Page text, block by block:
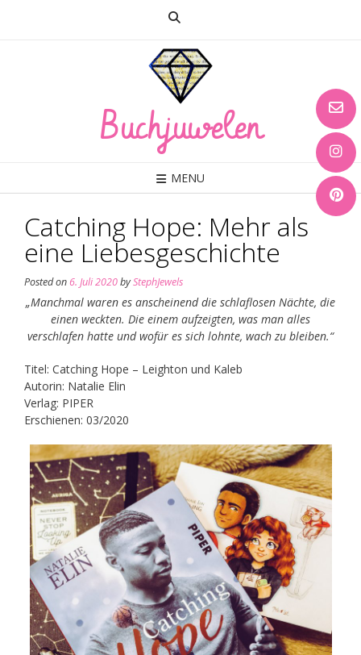
Buchjuwelen
MENU
Catching Hope: Mehr als
eine Liebesgeschichte
Posted on6. Juli 2020byStephJewels
„Manchmal waren es anscheinend die schlaflosen Nächte, die
einen weckten. Die einem aufzeigten, was man alles
verschlafen hatte und wofür es sich lohnte, wach zu bleiben.“
Titel: Catching Hope – Leighton und Kaleb
Autorin: Natalie Elin
Verlag: PIPER
Erschienen: 03/2020